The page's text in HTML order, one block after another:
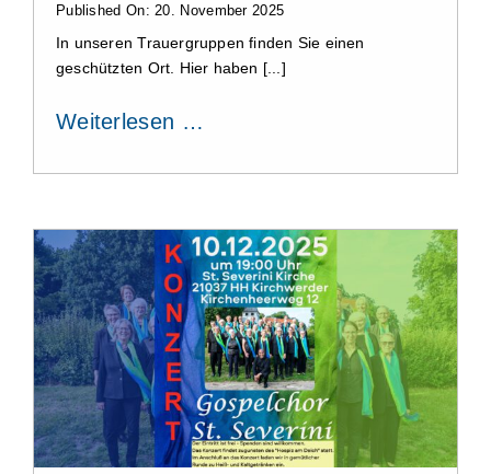
Published On: 20. November 2025
In unseren Trauergruppen finden Sie einen
geschützten Ort. Hier haben [...]
Weiterlesen …